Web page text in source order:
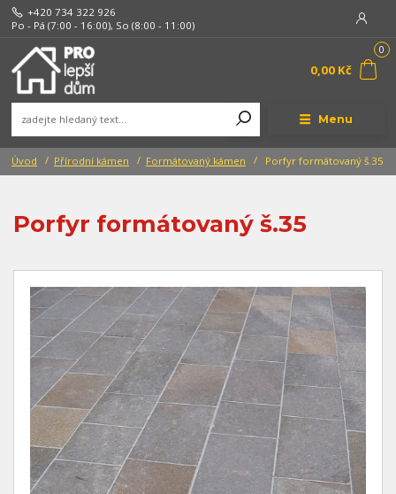
Menu
+420 734 322 926
Po - Pá (7:00 - 16:00), So (8:00 - 11:00)
0
0,00 Kč
Úvod Přírodní kámen Formátovaný kámen Porfyr formátovaný š.35
Porfyr formátovaný š.35